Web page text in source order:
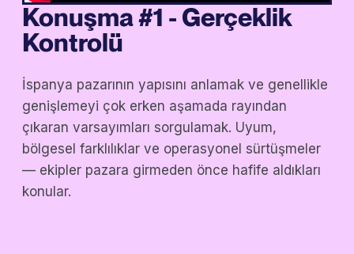
Konuşma #1 - Gerçeklik
Kontrolü
İspanya pazarının yapısını anlamak ve genellikle
genişlemeyi çok erken aşamada rayından
çıkaran varsayımları sorgulamak. Uyum,
bölgesel farklılıklar ve operasyonel sürtüşmeler
— ekipler pazara girmeden önce hafife aldıkları
konular.